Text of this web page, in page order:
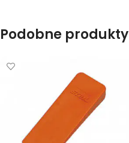
Podobne produkty